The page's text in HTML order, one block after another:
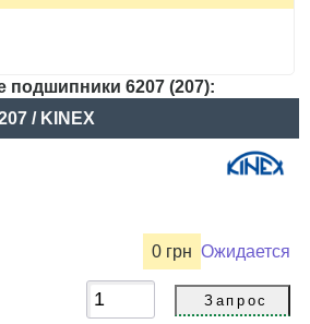
подшипники 6207 (207):
/ KINEX
0 грн Ожидается